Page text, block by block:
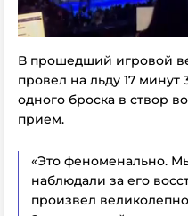
В прошедший игровой
провел на льду 17
одного броска в створ
прием.
«Это феноменально.
наблюдали за его
произвел